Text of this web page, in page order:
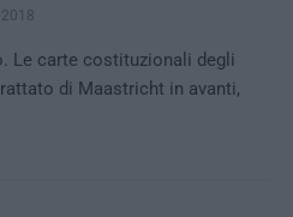
Le carte costituzionali degli
di Maastricht in avanti,